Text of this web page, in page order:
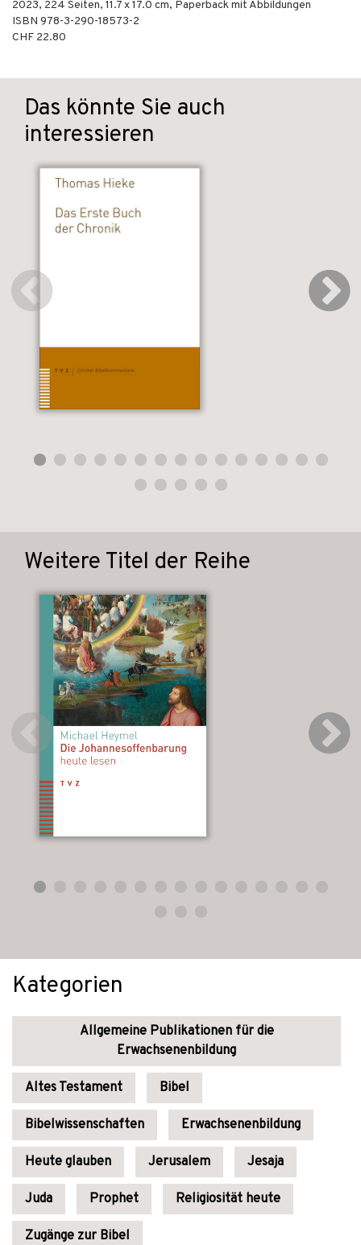
2023, 224 Seiten, 11.7 x 17.0 cm, Paperback mit Abbildungen
ISBN 978-3-290-18573-2
CHF 22.80
Das könnte Sie auch
interessieren
Weitere Titel der Reihe
Kategorien
Allgemeine Publikationen für die
Erwachsenenbildung
Altes Testament Bibel
Bibelwissenschaften Erwachsenenbildung
Heute glauben Jerusalem Jesaja
Juda Prophet Religiosität heute
Zugänge zur Bibel